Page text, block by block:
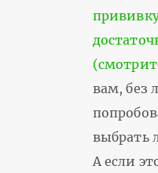
вам, без
выбрать
А если